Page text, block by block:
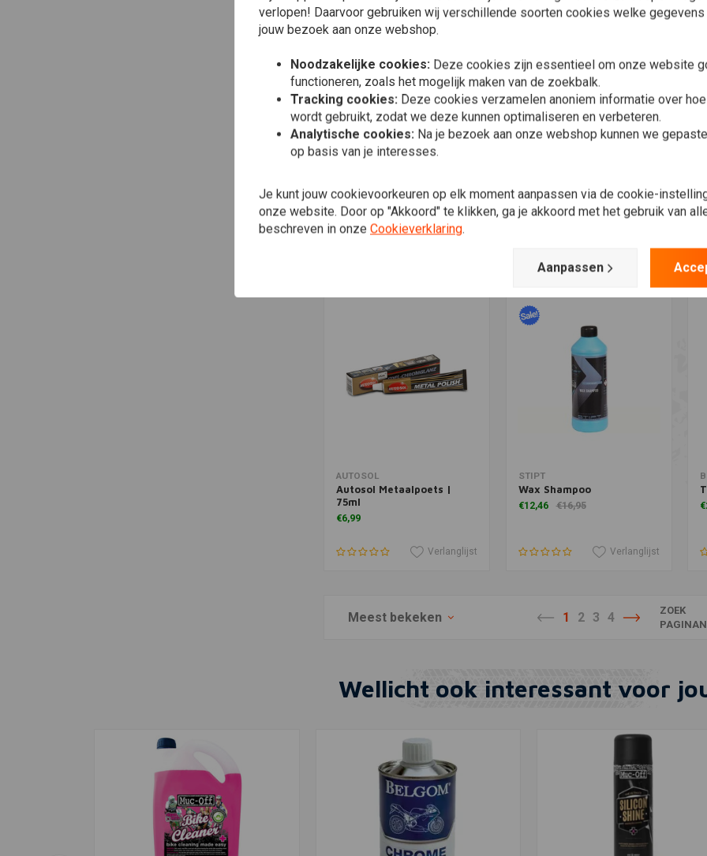
Kunststof Chroompoets |
75ml
€8,96
Helm- en vizierreiniger 35
ml
Toevoegen aan winkelwagen
AUTOSOL
Autosol Metaalpoets |
75ml
€6,99
Verlanglijst
Toevoegen aan winkelwagen
STIPT
Wax Shampoo
€12,46 €16,95
Verlanglijst
Meest bekeken 1 2 3 4
ZOEK
Wellicht ook interessant voor
verlopen! Daarvoor gebruiken wij verschillende soorten cookies welke
jouw bezoek aan onze webshop.
Noodzakelijke cookies: Deze cookies zijn essentieel om onze website
functioneren, zoals het mogelijk maken van de zoekbalk.
Tracking cookies: Deze cookies verzamelen anoniem informatie over
wordt gebruikt, zodat we deze kunnen optimaliseren en verbeteren.
Analytische cookies: Na je bezoek aan onze webshop kunnen we
op basis van je interesses.
Je kunt jouw cookievoorkeuren op elk moment aanpassen via de cookie-
onze website. Door op "Akkoord" te klikken, ga je akkoord met het gebruik van
beschreven in onze Cookieverklaring.
Aanpassen